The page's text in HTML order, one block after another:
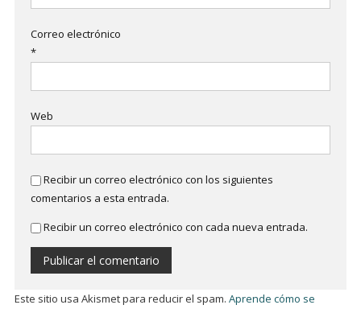
Correo electrónico
*
Web
Recibir un correo electrónico con los siguientes
comentarios a esta entrada.
Recibir un correo electrónico con cada nueva entrada.
Este sitio usa Akismet para reducir el spam. Aprende cómo se